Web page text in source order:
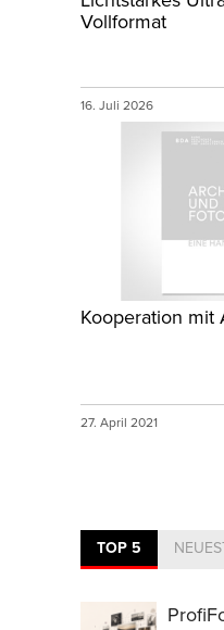
Vollformat
16. Juli 2026
Kooperation mit
27. April 2021
TOP 5